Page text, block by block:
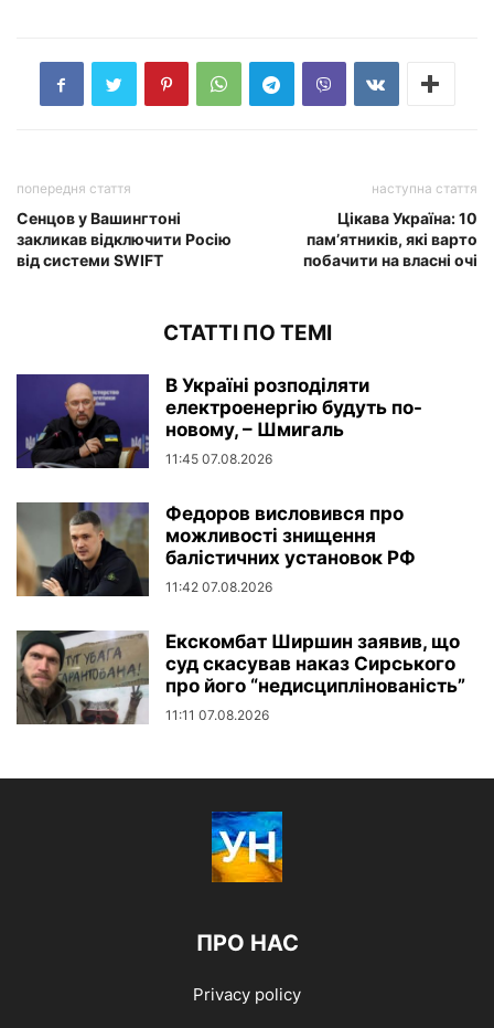
попередня стаття
Сенцов у Вашингтоні
закликав відключити Росію
від системи SWIFT
наступна стаття
Цікава Україна: 10
пам’ятників, які варто
побачити на власні очі
СТАТТІ ПО ТЕМІ
В Україні розподіляти
електроенергію будуть по-
новому, – Шмигаль
11:45 07.08.2026
Федоров висловився про
можливості знищення
балістичних установок РФ
11:42 07.08.2026
Екскомбат Ширшин заявив, що
суд скасував наказ Сирського
про його “недисциплінованість”
11:11 07.08.2026
ПРО НАС
Privacy policy